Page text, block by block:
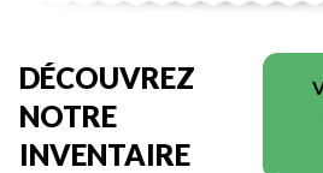
DÉCOUVREZ
NOTRE
INVENTAIRE